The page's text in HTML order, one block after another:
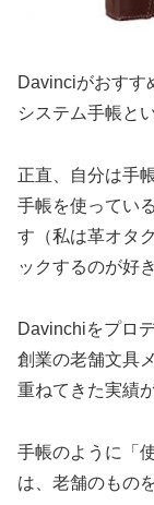
Davinciがおすす
システム手帳と
正直、自分は手
手帳を使ってい
す（私は革オタ
ックするのが好
Davinchiをプロ
創業の老舗文具
重ねてきた実績
手帳のように「
は、老舗のもの